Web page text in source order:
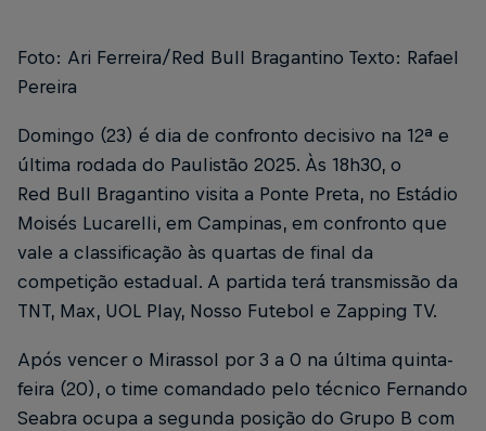
Foto: Ari Ferreira/Red Bull Bragantino Texto: Rafael
Pereira
Domingo (23) é dia de confronto decisivo na 12ª e
última rodada do Paulistão 2025. Às 18h30, o
Red Bull Bragantino visita a Ponte Preta, no Estádio
Moisés Lucarelli, em Campinas, em confronto que
vale a classificação às quartas de final da
competição estadual. A partida terá transmissão da
TNT, Max, UOL Play, Nosso Futebol e Zapping TV.
Após vencer o Mirassol por 3 a 0 na última quinta-
feira (20), o time comandado pelo técnico Fernando
Seabra ocupa a segunda posição do Grupo B com